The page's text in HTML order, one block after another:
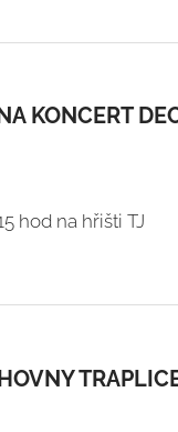
KONCERT
hod na hřišti TJ